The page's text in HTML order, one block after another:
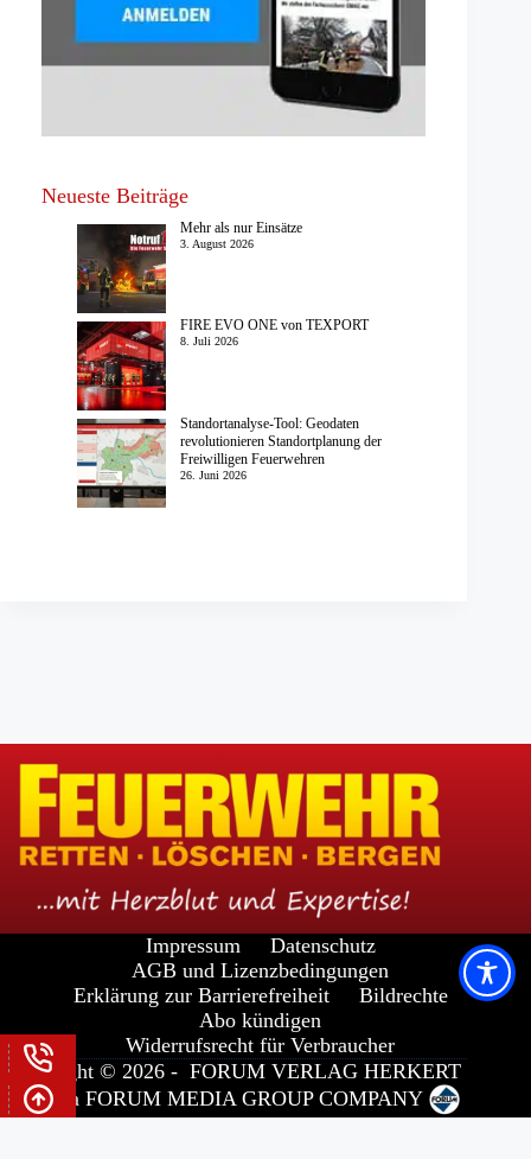
Neueste Beiträge
Mehr als nur Einsätze
3. August 2026
FIRE EVO ONE von TEXPORT
8. Juli 2026
Standortanalyse-Tool: Geodaten
revolutionieren Standortplanung der
Freiwilligen Feuerwehren
26. Juni 2026
Impressum
Datenschutz
AGB und Lizenzbedingungen
Erklärung zur Barrierefreiheit
Bildrechte
Abo kündigen
Widerrufsrecht für Verbraucher
Copyright © 2026 - FORUM VERLAG HERKERT
GMBH
aFORUM MEDIA GROUPCOMPANY